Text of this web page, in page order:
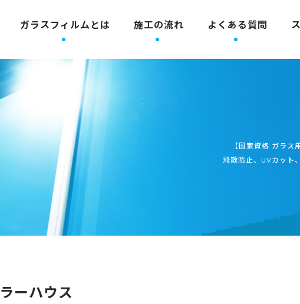
ガラスフィルムとは 施工の流れ よくある質問
【国家資格 ガラス
飛散防止、UVカット
ーハウス